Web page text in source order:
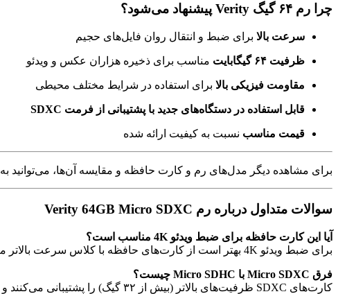
چرا رم ۶۴ گیگ Verity پیشنهاد می‌شود؟
سرعت بالا برای ضبط و انتقال روان فایل‌های حجیم
ظرفیت ۶۴ گیگابایت مناسب برای ذخیره هزاران عکس و ویدئو
مقاومت فیزیکی بالا برای استفاده در شرایط مختلف محیطی
قابل استفاده در دستگاه‌های جدید با پشتیبانی از فرمت SDXC
قیمت مناسب نسبت به کیفیت ارائه شده
برای مشاهده دیگر مدل‌های رم و کارت حافظه و مقایسه آن‌ها، می‌توانید به
سوالات متداول درباره رم Verity 64GB Micro SDXC
آیا این کارت حافظه برای ضبط ویدئو 4K مناسب است؟
برای ضبط ویدئو 4K بهتر است از کارت‌های حافظه با کلاس سرعت بالاتر مثل U3 استفاده کنید. این مدل برای Full HD ایده‌آل است.
فرق Micro SDXC با Micro SDHC چیست؟
کارت‌های SDXC ظرفیت‌های بالاتر (بیش از ۳۲ گیگ) را پشتیبانی می‌کنند و فرمت آن‌ها معمولاً exFAT است، در حالی‌که SDHC از FAT32 استفاده می‌کند.